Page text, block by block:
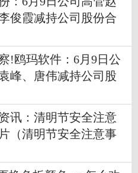
俊霞减持公司股份合
!鸥玛软件：6月9日公
峰、唐伟减持公司股
讯：清明节安全注意
（清明节安全注意事